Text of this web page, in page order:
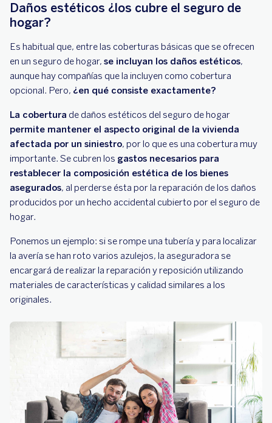
Daños estéticos ¿los cubre el seguro de
hogar?
Es habitual que, entre las coberturas básicas que se ofrecen
en un seguro de hogar, se incluyan los daños estéticos,
aunque hay compañías que la incluyen como cobertura
opcional. Pero, ¿en qué consiste exactamente?
La cobertura de daños estéticos del seguro de hogar
permite mantener el aspecto original de la vivienda
afectada por un siniestro, por lo que es una cobertura muy
importante. Se cubren los gastos necesarios para
restablecer la composición estética de los bienes
asegurados, al perderse ésta por la reparación de los daños
producidos por un hecho accidental cubierto por el seguro de
hogar.
Ponemos un ejemplo: si se rompe una tubería y para localizar
la avería se han roto varios azulejos, la aseguradora se
encargará de realizar la reparación y reposición utilizando
materiales de características y calidad similares a los
originales.